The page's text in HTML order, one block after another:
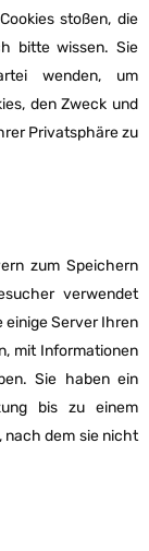
stoßen, die
bitte wissen. Sie
wenden, um
den Zweck und
Privatsphäre zu
zum Speichern
verwendet
einige Server Ihren
mit Informationen
Sie haben ein
bis zu einem
nach dem sie nicht